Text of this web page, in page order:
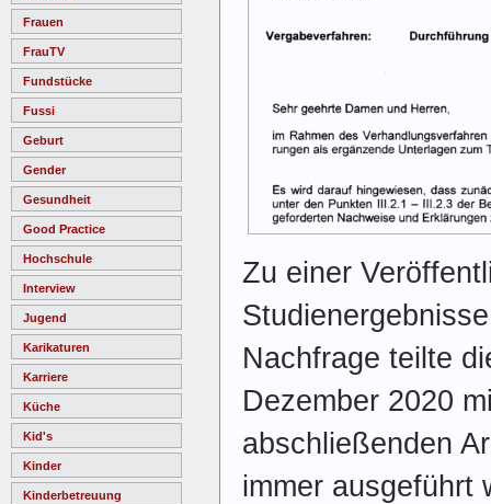
Frauen
FrauTV
Fundstücke
Fussi
Geburt
Gender
Gesundheit
Good Practice
Hochschule
Interview
Jugend
Karikaturen
Karriere
Küche
Kid's
Kinder
Kinderbetreuung
Zu einer
Nachfrage teilte
Dezember 2020
abschließenden
immer ausgeführt